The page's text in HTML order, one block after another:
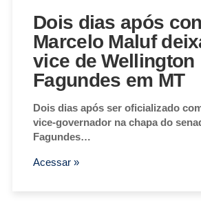
Dois dias após
Marcelo Maluf
vice de Wellington
Fagundes em MT
Dois dias após ser oficializado
vice-governador na chapa do
Fagundes…
Acessar »